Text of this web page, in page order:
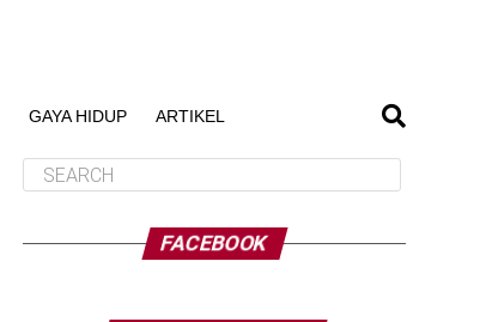
GAYA HIDUP ARTIKEL
FACEBOOK